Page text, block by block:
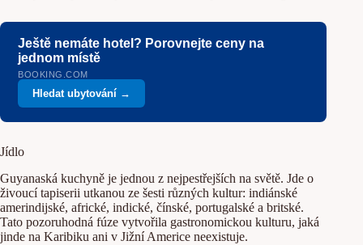
Ještě nemáte hotel? Porovnejte ceny na
jednom místě
BOOKING.COM
Hledat ubytování →
Jídlo
Guyanaská kuchyně je jednou z nejpestřejších na světě. Jde o
živoucí tapiserii utkanou ze šesti různých kultur: indiánské
amerindijské, africké, indické, čínské, portugalské a britské.
Tato pozoruhodná fúze vytvořila gastronomickou kulturu, jaká
jinde na Karibiku ani v Jižní Americe neexistuje.